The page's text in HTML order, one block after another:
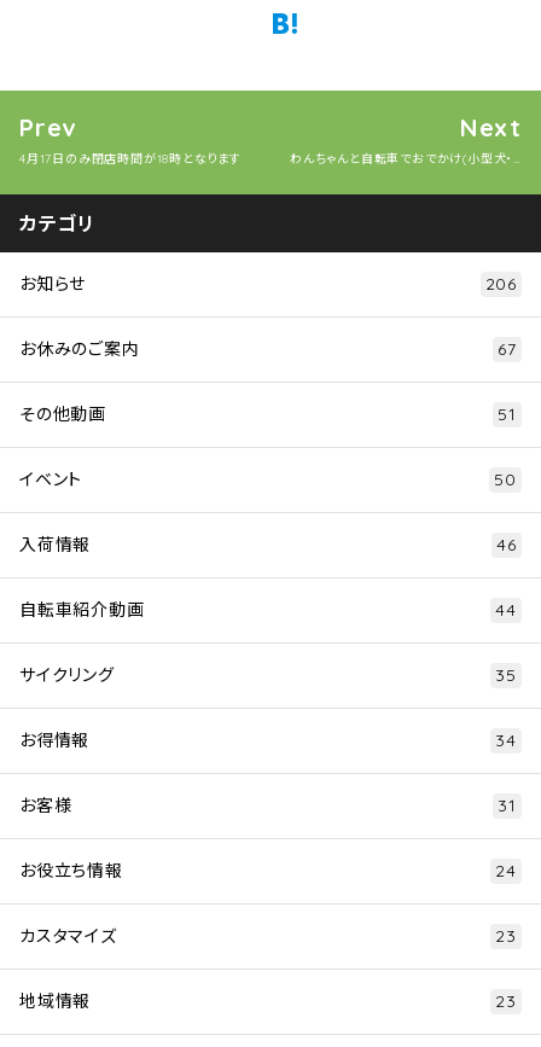
Twitter
Facebook
はてなブックマーク
Prev
4月17日のみ閉店時間が18時となります
Next
わんちゃんと自転車でおでかけ(小型犬・中型犬)自転車はtern QuickHaul D8です。ebike(電動アシスト自転車)でラクラク
カテゴリ
お知らせ 206
お休みのご案内 67
その他動画 51
イベント 50
入荷情報 46
自転車紹介動画 44
サイクリング 35
お得情報 34
お客様 31
お役立ち情報 24
カスタマイズ 23
地域情報 23